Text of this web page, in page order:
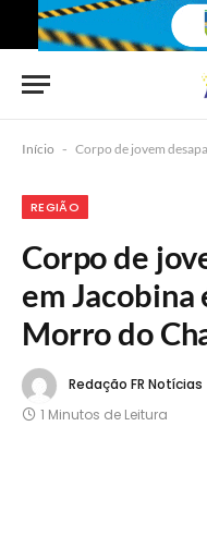
Início - Corpo de jovem
REGIÃO
Corpo de
em Jacobina
Morro do
Redação FR Notícias
1 Minutos de Leitura